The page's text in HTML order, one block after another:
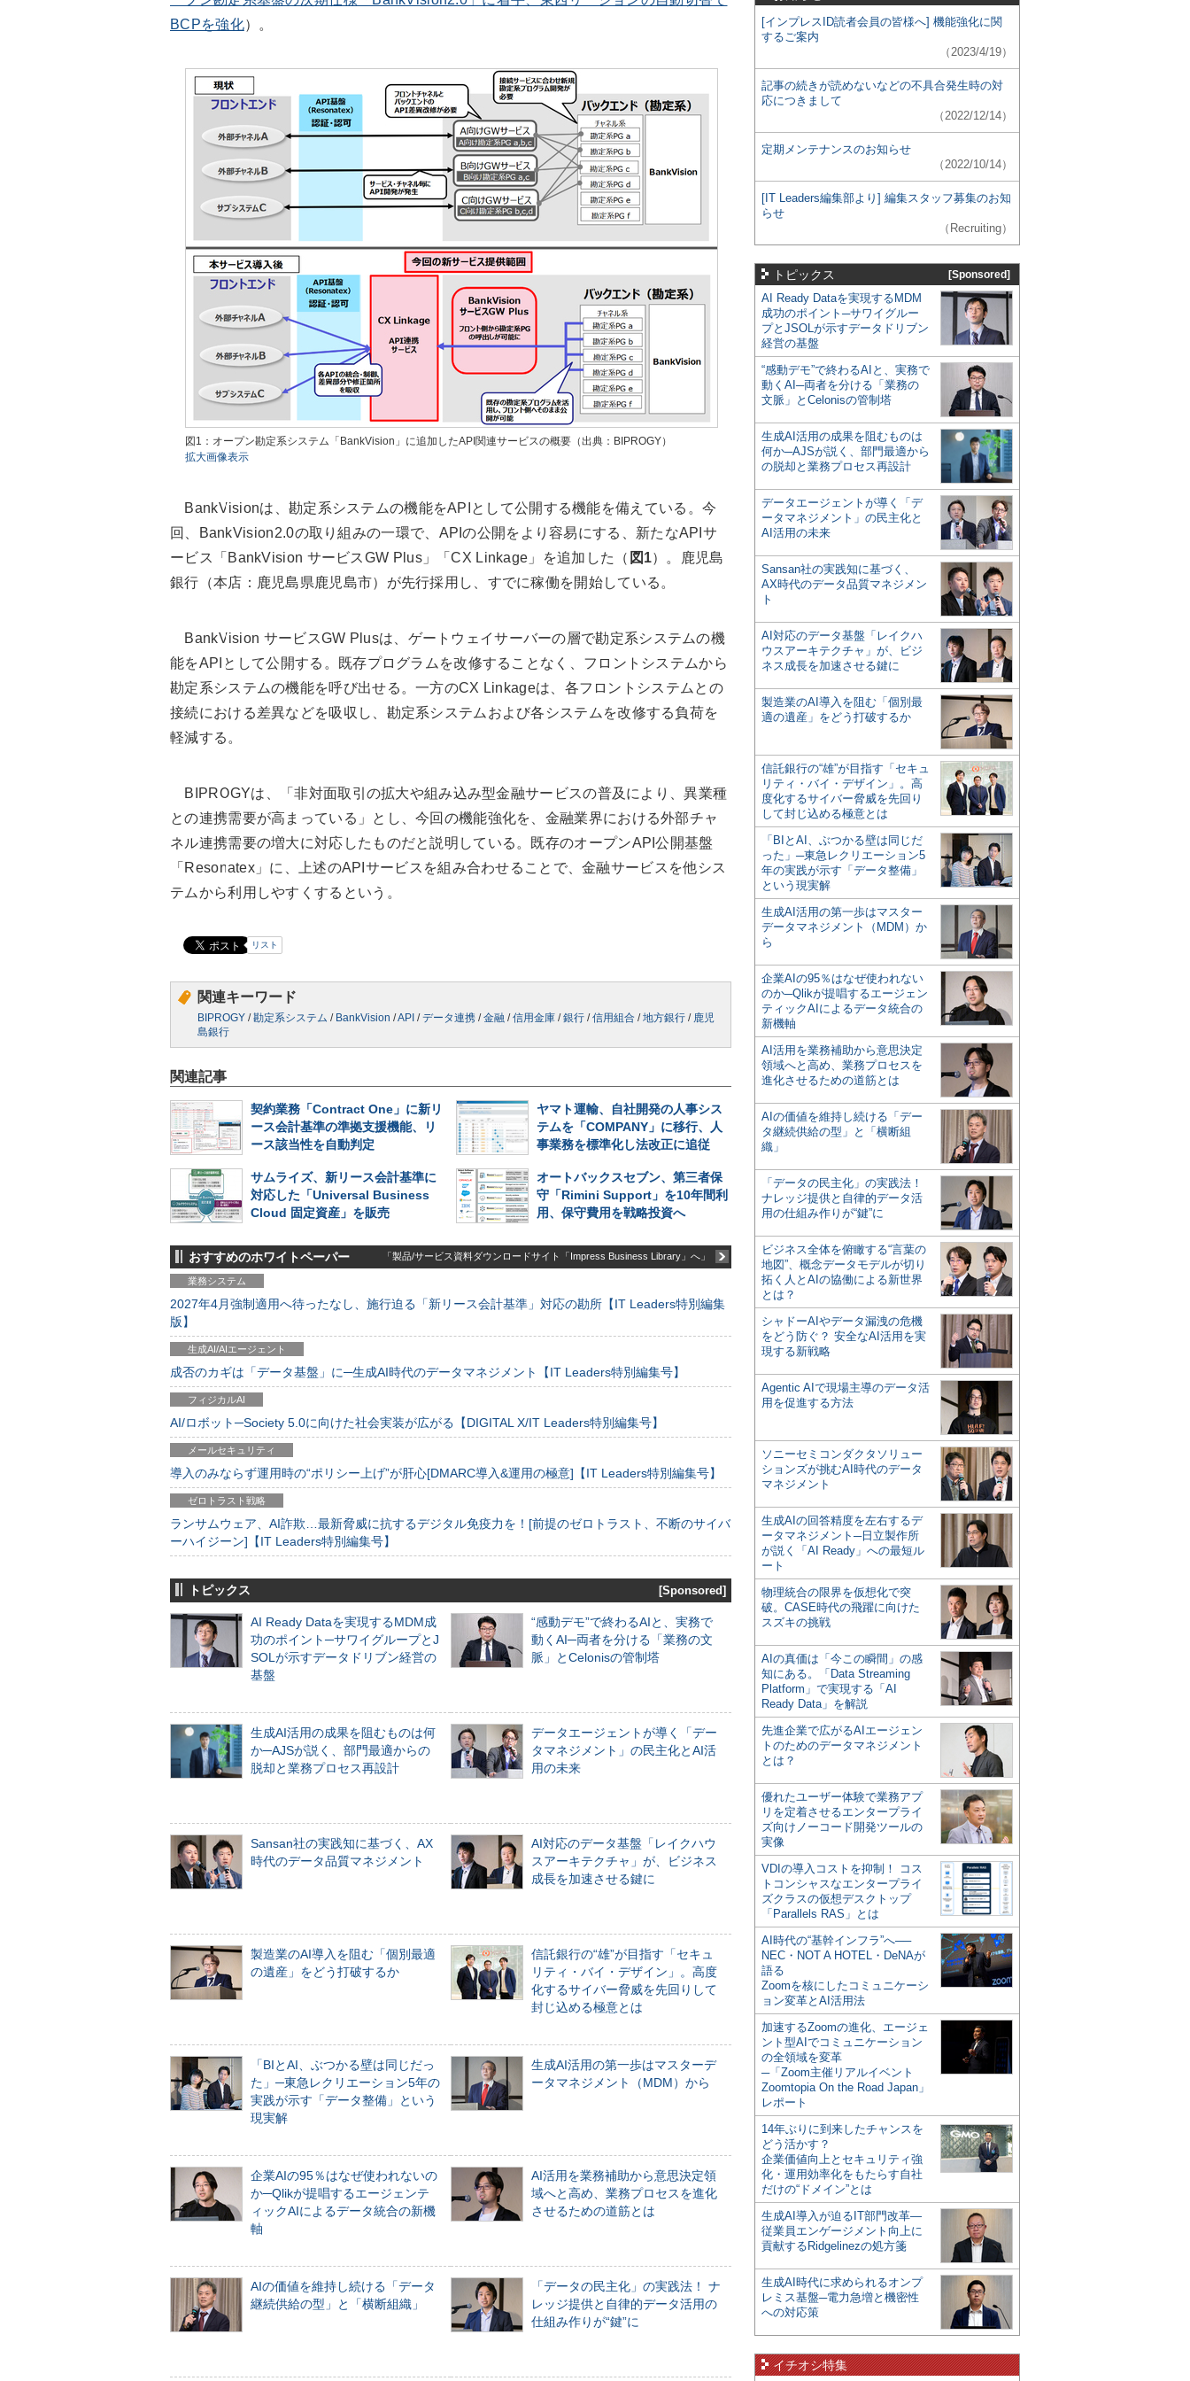
BCPを強化）。
図1：オープン勘定系システム「BankVision」に追加したAPI関連サービスの概要（出典：BIPROGY）
拡大画像表示
BankVisionは、勘定系システムの機能をAPIとして公開する機能を備えている。今
回、BankVision2.0の取り組みの一環で、APIの公開をより容易にする、新たなAPIサ
ービス「BankVision サービスGW Plus」「CX Linkage」を追加した（ 図1）。鹿児島
銀行（本店：鹿児島県鹿児島市）が先行採用し、すでに稼働を開始している。
BankVision サービスGW Plusは、ゲートウェイサーバーの層で勘定系システムの機
能をAPIとして公開する。既存プログラムを改修することなく、フロントシステムから
勘定系システムの機能を呼び出せる。一方のCX Linkageは、各フロントシステムとの
接続における差異などを吸収し、勘定系システムおよび各システムを改修する負荷を
軽減する。
BIPROGYは、「非対面取引の拡大や組み込み型金融サービスの普及により、異業種
との連携需要が高まっている」とし、今回の機能強化を、金融業界における外部チャ
ネル連携需要の増大に対応したものだと説明している。既存のオープンAPI公開基盤
「Resonatex」に、上述のAPIサービスを組み合わせることで、金融サービスを他シス
テムから利用しやすくするという。
リスト
関連キーワード
BIPROGY /勘定系システム / BankVision /API /データ連携 /金融 /信用金庫 /銀行 /信用組合 /地方銀行 / 鹿児
島銀行
関連記事
契約業務「Contract One」に新リ
ース会計基準の準拠支援機能、リ
ース該当性を自動判定
ヤマト運輸、自社開発の人事シス
テムを「COMPANY」に移行、人
事業務を標準化し法改正に追従
サムライズ、新リース会計基準に
対応した「Universal Business
Cloud 固定資産」を販売
オートバックスセブン、第三者保
守「Rimini Support」を10年間利
用、保守費用を戦略投資へ
おすすめのホワイトペーパー 「製品/サービス資料ダウンロードサイト「Impress Business Library」へ」
業務システム
2027年4月強制適用へ待ったなし、施行迫る「新リース会計基準」対応の勘所【IT Leaders特別編集
版】
生成AI/AIエージェント
成否のカギは「データ基盤」に─生成AI時代のデータマネジメント【IT Leaders特別編集号】
フィジカルAI
AI/ロボット─Society 5.0に向けた社会実装が広がる【DIGITAL X/IT Leaders特別編集号】
メールセキュリティ
導入のみならず運用時の“ポリシー上げ”が肝心[DMARC導入&運用の極意]【IT Leaders特別編集号】
ゼロトラスト戦略
ランサムウェア、AI詐欺…最新脅威に抗するデジタル免疫力を！[前提のゼロトラスト、不断のサイバ
ーハイジーン]【IT Leaders特別編集号】
トピックス [Sponsored]
AI Ready Dataを実現するMDM成
功のポイント─サワイグループとJ
SOLが示すデータドリブン経営の
基盤
“感動デモ”で終わるAIと、実務で
動くAI─両者を分ける「業務の文
脈」とCelonisの管制塔
生成AI活用の成果を阻むものは何
か─AJSが説く、部門最適からの
脱却と業務プロセス再設計
データエージェントが導く「デー
タマネジメント」の民主化とAI活
用の未来
Sansan社の実践知に基づく、AX
時代のデータ品質マネジメント
AI対応のデータ基盤「レイクハウ
スアーキテクチャ」が、ビジネス
成長を加速させる鍵に
製造業のAI導入を阻む「個別最適
の遺産」をどう打破するか
信託銀行の“雄”が目指す「セキュ
リティ・バイ・デザイン」。高度
化するサイバー脅威を先回りして
封じ込める極意とは
「BIとAI、ぶつかる壁は同じだっ
た」─東急レクリエーション5年の
実践が示す「データ整備」という
現実解
生成AI活用の第一歩はマスターデ
ータマネジメント（MDM）から
企業AIの95％はなぜ使われないの
か─Qlikが提唱するエージェンテ
ィックAIによるデータ統合の新機
軸
AI活用を業務補助から意思決定領
域へと高め、業務プロセスを進化
させるための道筋とは
AIの価値を維持し続ける「データ
継続供給の型」と「横断組織」
「データの民主化」の実践法！ ナ
レッジ提供と自律的データ活用の
仕組み作りが“鍵”に
[インプレスID読者会員の皆様へ] 機能強化に関
するご案内
（2023/4/19）
記事の続きが読めないなどの不具合発生時の対
応につきまして
（2022/12/14）
定期メンテナンスのお知らせ
（2022/10/14）
[IT Leaders編集部より] 編集スタッフ募集のお知
らせ
（Recruiting）
トピックス [Sponsored]
AI Ready Dataを実現するMDM
成功のポイント─サワイグルー
プとJSOLが示すデータドリブン
経営の基盤
“感動デモ”で終わるAIと、実務で
動くAI─両者を分ける「業務の
文脈」とCelonisの管制塔
生成AI活用の成果を阻むものは
何か─AJSが説く、部門最適から
の脱却と業務プロセス再設計
データエージェントが導く「デ
ータマネジメント」の民主化と
AI活用の未来
Sansan社の実践知に基づく、
AX時代のデータ品質マネジメン
ト
AI対応のデータ基盤「レイクハ
ウスアーキテクチャ」が、ビジ
ネス成長を加速させる鍵に
製造業のAI導入を阻む「個別最
適の遺産」をどう打破するか
信託銀行の“雄”が目指す「セキュ
リティ・バイ・デザイン」。高
度化するサイバー脅威を先回り
して封じ込める極意とは
「BIとAI、ぶつかる壁は同じだ
った」─東急レクリエーション5
年の実践が示す「データ整備」
という現実解
生成AI活用の第一歩はマスター
データマネジメント（MDM）か
ら
企業AIの95％はなぜ使われない
のか─Qlikが提唱するエージェン
ティックAIによるデータ統合の
新機軸
AI活用を業務補助から意思決定
領域へと高め、業務プロセスを
進化させるための道筋とは
AIの価値を維持し続ける「デー
タ継続供給の型」と「横断組
織」
「データの民主化」の実践法！
ナレッジ提供と自律的データ活
用の仕組み作りが“鍵”に
ビジネス全体を俯瞰する“言葉の
地図”、概念データモデルが切り
拓く人とAIの協働による新世界
とは？
シャドーAIやデータ漏洩の危機
をどう防ぐ？ 安全なAI活用を実
現する新戦略
Agentic AIで現場主導のデータ活
用を促進する方法
ソニーセミコンダクタソリュー
ションズが挑むAI時代のデータ
マネジメント
生成AIの回答精度を左右するデ
ータマネジメント─日立製作所
が説く「AI Ready」への最短ル
ート
物理統合の限界を仮想化で突
破。CASE時代の飛躍に向けた
スズキの挑戦
AIの真価は「今この瞬間」の感
知にある。「Data Streaming
Platform」で実現する「AI
Ready Data」を解説
先進企業で広がるAIエージェン
トのためのデータマネジメント
とは？
優れたユーザー体験で業務アプ
リを定着させるエンタープライ
ズ向けノーコード開発ツールの
実像
VDIの導入コストを抑制！ コス
トコンシャスなエンタープライ
ズクラスの仮想デスクトップ
「Parallels RAS」とは
AI時代の“基幹インフラ”へ──
NEC・NOT A HOTEL・DeNAが
語る
Zoomを核にしたコミュニケーシ
ョン変革とAI活用法
加速するZoomの進化、エージェ
ント型AIでコミュニケーション
の全領域を変革
─「Zoom主催リアルイベント
Zoomtopia On the Road Japan」
レポート
14年ぶりに到来したチャンスを
どう活かす？
企業価値向上とセキュリティ強
化・運用効率化をもたらす自社
だけの“ドメイン”とは
生成AI導入が迫るIT部門改革―
従業員エンゲージメント向上に
貢献するRidgelinezの処方箋
生成AI時代に求められるオンプ
レミス基盤─電力急増と機密性
への対応策
イチオシ特集